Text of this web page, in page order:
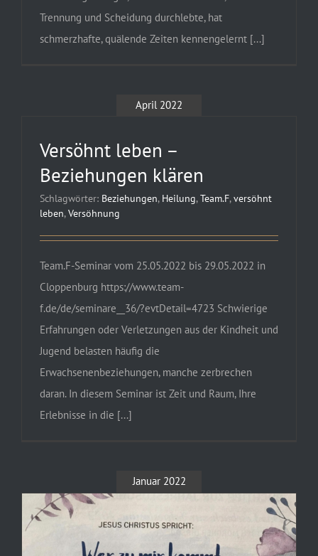
Trennung und Scheidung durchlebte, hat
schmerzhafte, quälende Zeiten kennengelernt [...]
April 2022
Versöhnt leben –
Beziehungen klären
Schlagwörter: Beziehungen, Heilung,Team.F,versöhnt
leben,Versöhnung
Team.F-Seminar vom 25.05.2022 bis 29.05.2022 in
Cloppenburg https://www.team-
f.de/de/seminare__36/?evtDetail=4723 Schwierige
Erfahrungen oder Verletzungen aus der Kindheit und
Jugend belasten häufig die
Erwachsenenbeziehungen, manche zerbrechen
daran. In diesem Seminar ist Zeit und Raum, Ihre
Erlebnisse in die [...]
Januar 2022